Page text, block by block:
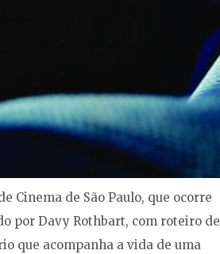
Cinema de São Paulo, que ocorre
por Davy Rothbart, com roteiro de
que acompanha a vida de uma